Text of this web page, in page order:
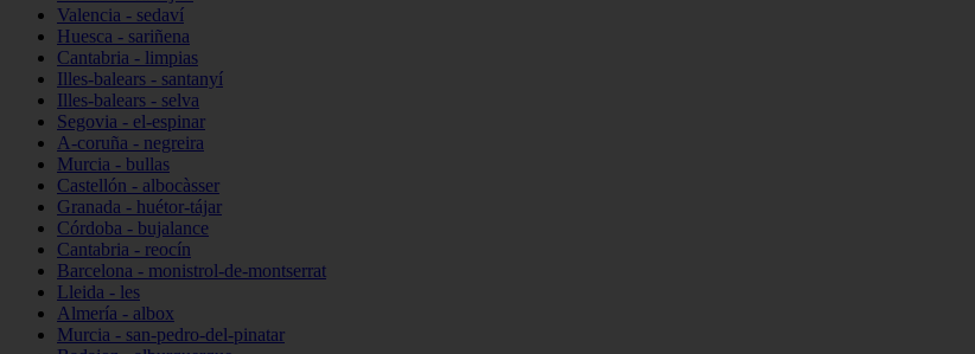
Valencia - sedaví
Huesca - sariñena
Cantabria - limpias
Illes-balears - santanyí
Illes-balears - selva
Segovia - el-espinar
A-coruña - negreira
Murcia - bullas
Castellón - albocàsser
Granada - huétor-tájar
Córdoba - bujalance
Cantabria - reocín
Barcelona - monistrol-de-montserrat
Lleida - les
Almería - albox
Murcia - san-pedro-del-pinatar